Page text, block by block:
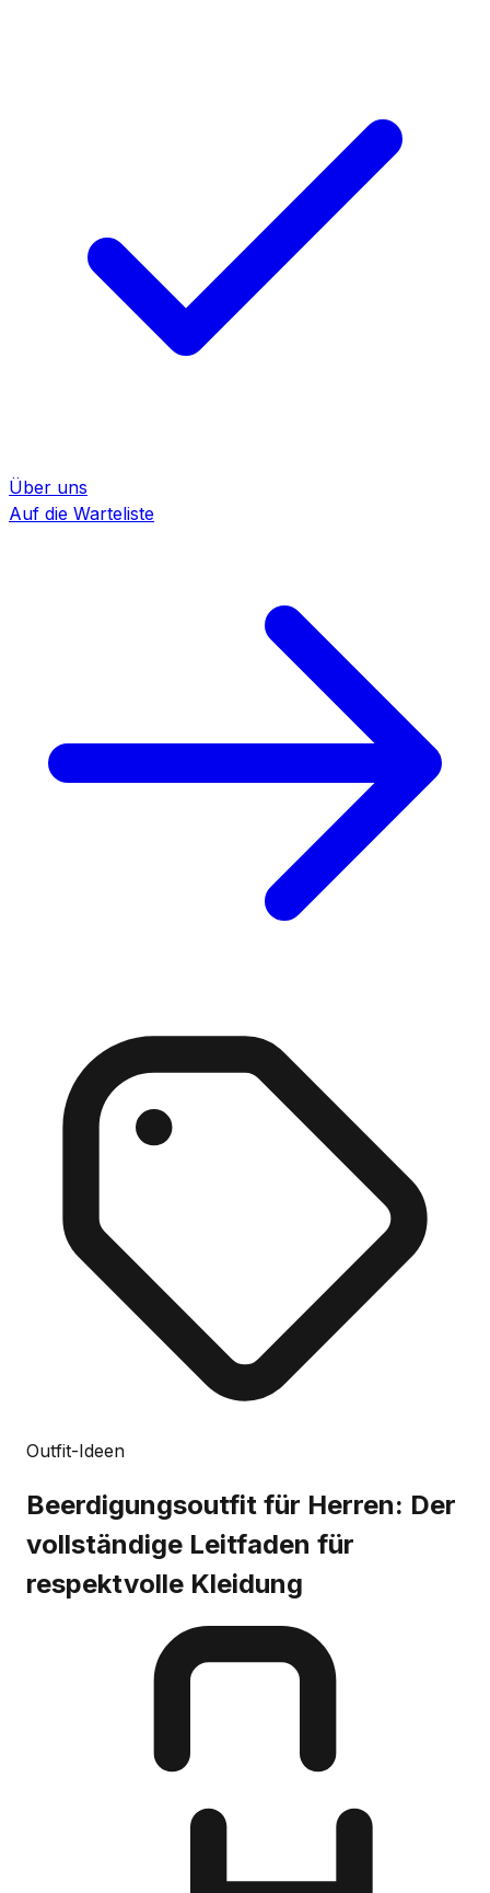
Über uns
Auf die Warteliste
Outfit-Ideen
Beerdigungsoutfit für Herren: Der
vollständige Leitfaden für
respektvolle Kleidung